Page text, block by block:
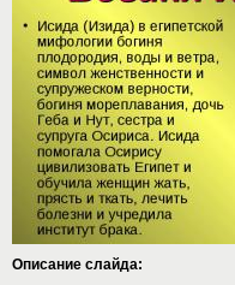
Описание слайда: